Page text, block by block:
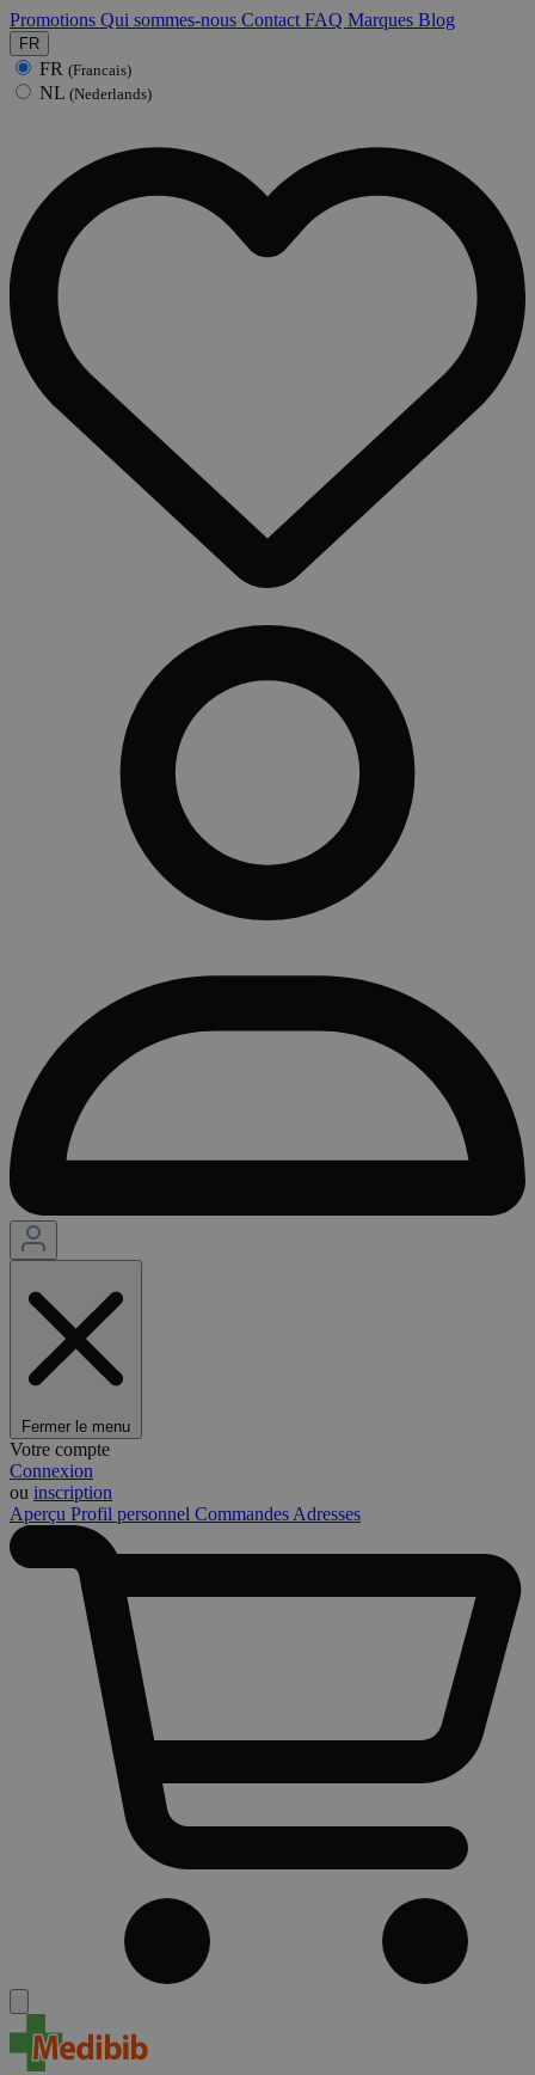
Promotions Qui sommes-nous Contact FAQ Marques Blog
FR
FR (Francais)
NL (Nederlands)
Fermer le menu
Votre compte
Connexion
ou inscription
Aperçu Profil personnel Commandes Adresses